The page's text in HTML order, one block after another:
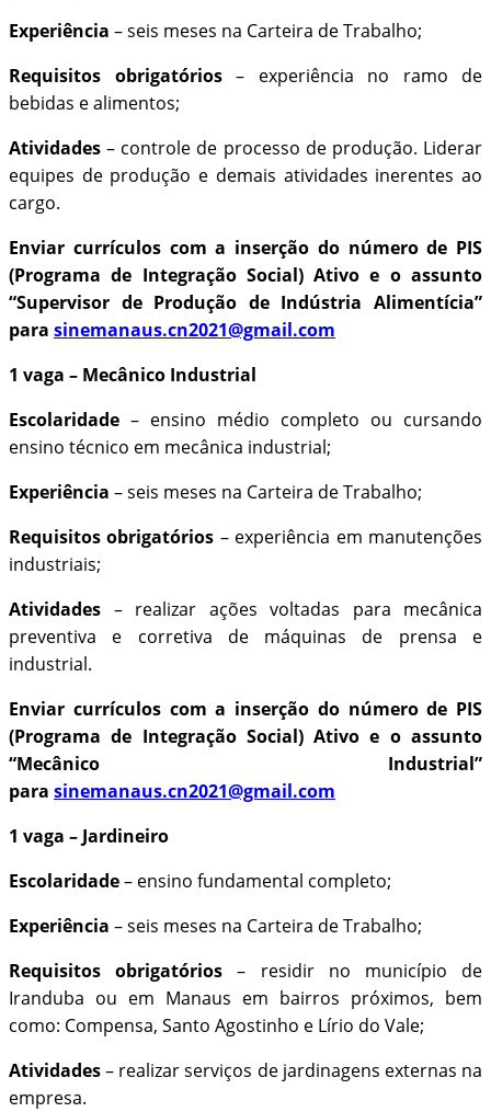
Experiência – seis meses na Carteira de Trabalho;
Requisitos obrigatórios– experiência no ramo de
bebidas e alimentos;
Atividades – controle de processo de produção. Liderar
equipes de produção e demais atividades inerentes ao
cargo.
Enviar currículos com a inserção do número de PIS
(Programa de Integração Social) Ativo e o assunto
“Supervisor de Produção de Indústria Alimentícia”
para sinemanaus.cn2021@gmail.com
1 vaga – Mecânico Industrial
Escolaridade – ensino médio completo ou cursando
ensino técnico em mecânica industrial;
Experiência – seis meses na Carteira de Trabalho;
Requisitos obrigatórios – experiência em manutenções
industriais;
Atividades – realizar ações voltadas para mecânica
preventiva e corretiva de máquinas de prensa e
industrial.
Enviar currículos com a inserção do número de PIS
(Programa de Integração Social) Ativo e o assunto
“Mecânico Industrial”
para sinemanaus.cn2021@gmail.com
1 vaga – Jardineiro
Escolaridade– ensino fundamental completo;
Experiência – seis meses na Carteira de Trabalho;
Requisitos obrigatórios – residir no município de
Iranduba ou em Manaus em bairros próximos, bem
como: Compensa, Santo Agostinho e Lírio do Vale;
Atividades– realizar serviços de jardinagens externas na
empresa.